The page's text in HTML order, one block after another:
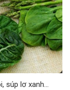
súp lơ xanh...